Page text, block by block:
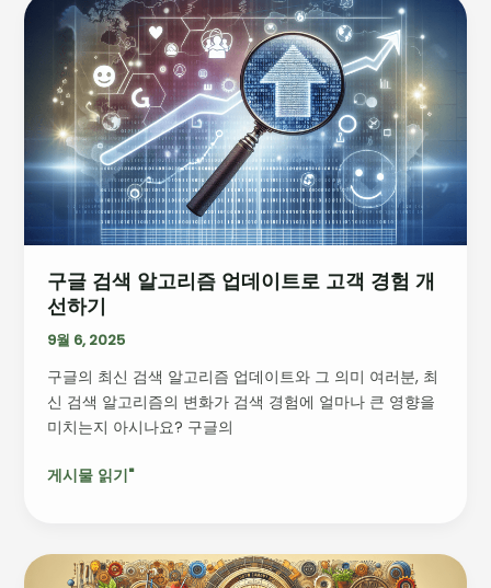
석
구글 검색 알고리즘 업데이트로 고객 경험 개
선하기
9월 6, 2025
구글의 최신 검색 알고리즘 업데이트와 그 의미 여러분, 최
신 검색 알고리즘의 변화가 검색 경험에 얼마나 큰 영향을
미치는지 아시나요? 구글의
글
색
알
고
리
즘
데
트
로
고
경
험
개
하
게시물 읽기"